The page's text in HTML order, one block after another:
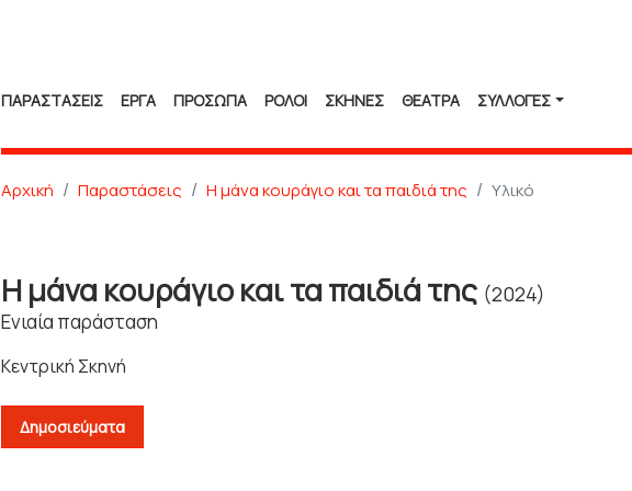
ΠΑΡΑΣΤΑΣΕΙΣ ΕΡΓΑ ΠΡΟΣΩΠΑ ΡΟΛΟΙ ΣΚΗΝΕΣ ΘΕΑΤΡΑ ΣΥΛΛΟΓΈΣ
Αρχική Παραστάσεις Η μάνα κουράγιο και τα παιδιά της Υλικό
Η μάνα κουράγιο και τα παιδιά της (2024)
Ενιαία παράσταση
Κεντρική Σκηνή
Δημοσιεύματα